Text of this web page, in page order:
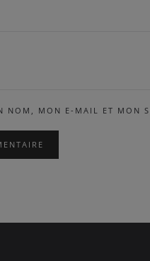
NOM, MON E-MAIL ET MON